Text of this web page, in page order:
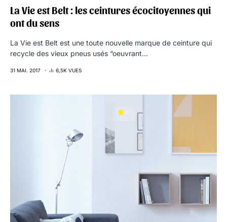
La Vie est Belt : les ceintures écocitoyennes qui
ont du sens
La Vie est Belt est une toute nouvelle marque de ceinture qui
recycle des vieux pneus usés “oeuvrant…
31 MAI. 2017 6,5K VUES